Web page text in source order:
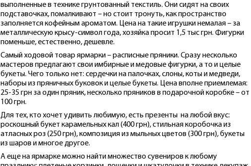
выполненные в технике грунтованный текстиль. Они сидят на своих
подставочках, помалкивают – но стоит тронуть, как пространство
заполняется кофейным ароматом. Цена на такие игрушки немалая – за
металлическую крысу-символ года, хозяйка просит 1,5 тыс грн. Фигурки
поменьше, естественно, дешевле.
Самый ходовой товар ярмарки – расписные пряники. Сразу несколько
мастеров предлагают свои имбирные и медовые фигурки, а то и целые
букеты. Чего только нет: сердечки на палочках, слоны, коты и медведи,
наборы из пряничных буковок и целые букеты. Цена вполне приемлемая:
25-35 грн за один пряник, несколько пряников в подарочной коробке – от
100 грн.
Для тех, кто хочет удивить любимую, есть презенты на любой вкус:
роскошный букет карамельных кал (400 грн), стильная коробочка из
атласных роз (250 грн), композиция из мыльных цветов (300 грн), букеты
из шаров и многое другое.
А еще на ярмарке можно найти множество сувениров к любому